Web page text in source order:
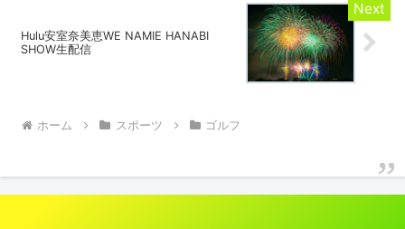
Hulu安室奈美恵WE NAMIE HANABI
SHOW生配信
ホーム スポーツ ゴルフ